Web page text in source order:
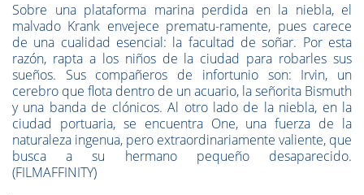
Sobre una plataforma marina perdida en la niebla, el
malvado Krank envejece prematu-ramente, pues carece
de una cualidad esencial: la facultad de soñar. Por esta
razón, rapta a los niños de la ciudad para robarles sus
sueños. Sus compañeros de infortunio son: Irvin, un
cerebro que flota dentro de un acuario, la señorita Bismuth
y una banda de clónicos. Al otro lado de la niebla, en la
ciudad portuaria, se encuentra One, una fuerza de la
naturaleza ingenua, pero extraordinariamente valiente, que
busca a su hermano pequeño desaparecido.
(FILMAFFINITY)